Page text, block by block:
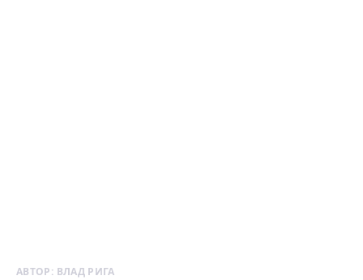
АВТОР: ВЛАД РИГА